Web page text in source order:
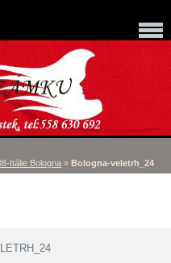
Itálie Bologna » Bologna-veletrh_24